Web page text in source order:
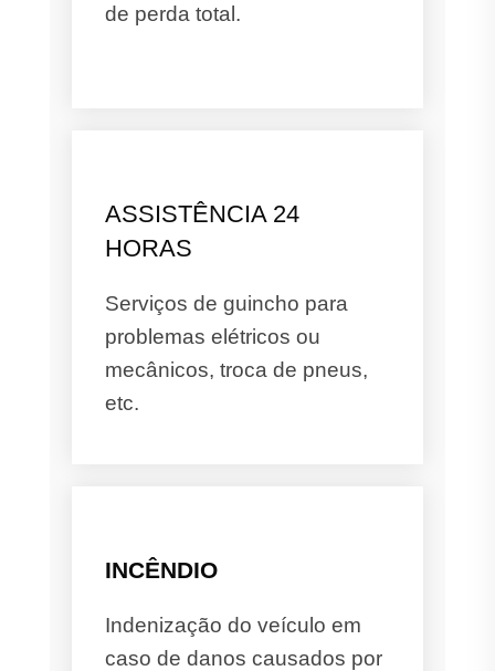
de perda total.
ASSISTÊNCIA 24
HORAS
Serviços de guincho para
problemas elétricos ou
mecânicos, troca de pneus,
etc.
INCÊNDIO
Indenização do veículo em
caso de danos causados por